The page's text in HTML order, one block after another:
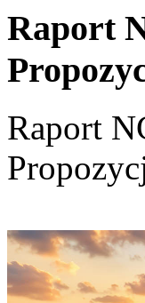
Raport
Raport